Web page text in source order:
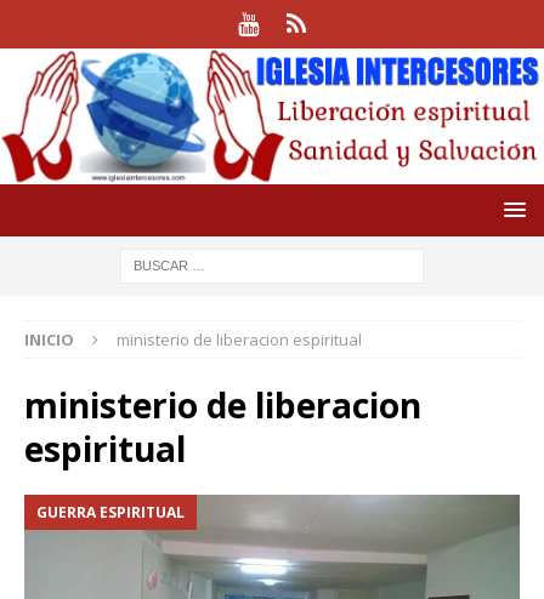
INICIO ministerio de liberacion espiritual
ministerio de liberacion
espiritual
GUERRA ESPIRITUAL